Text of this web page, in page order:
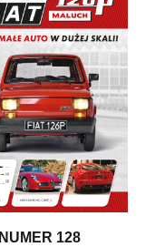
NUMER 128